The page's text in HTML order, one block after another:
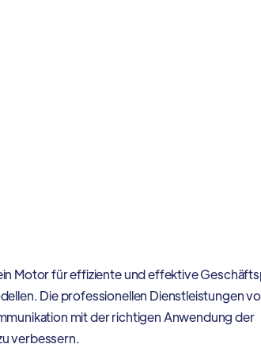
Motor für effiziente und effektive
Die professionellen Dienstleistungen
mit der richtigen Anwendung der
verbessern.